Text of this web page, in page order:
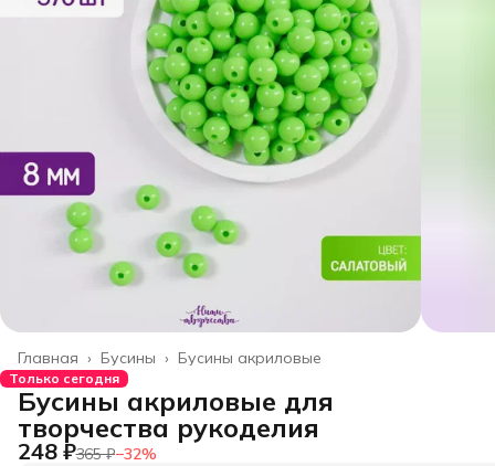
Бусины акриловые
Бусины ›
Главная ›
Только сегодня
Бусины акриловые для
творчества рукоделия
248 ₽365 ₽−32%